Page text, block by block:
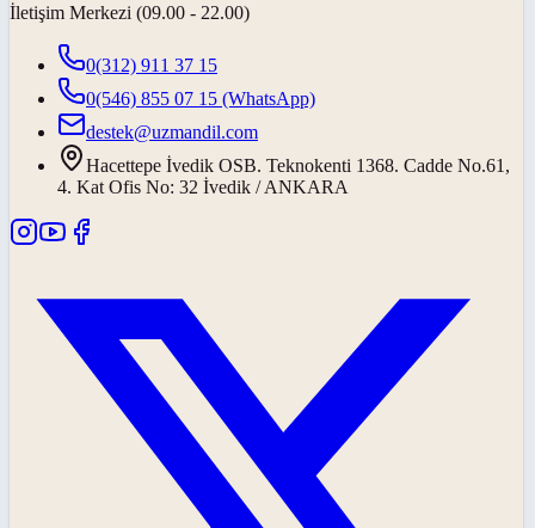
İletişim Merkezi (09.00 - 22.00)
0(312) 911 37 15
0(546) 855 07 15 (WhatsApp)
destek@uzmandil.com
Hacettepe İvedik OSB. Teknokenti 1368. Cadde No.61,
4. Kat Ofis No: 32 İvedik / ANKARA